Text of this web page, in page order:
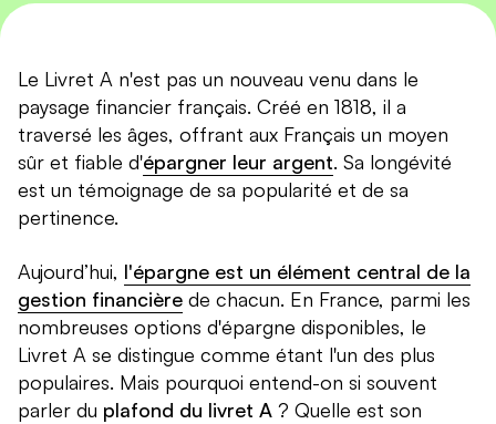
Le Livret A n'est pas un nouveau venu dans le
paysage financier français. Créé en 1818, il a
traversé les âges, offrant aux Français un moyen
sûr et fiable d'épargner leur argent. Sa longévité
est un témoignage de sa popularité et de sa
pertinence.
Aujourd’hui, l'épargne est un élément central de la
gestion financière de chacun. En France, parmi les
nombreuses options d'épargne disponibles, le
Livret A se distingue comme étant l'un des plus
populaires. Mais pourquoi entend-on si souvent
parler du plafond du livret A ? Quelle est son